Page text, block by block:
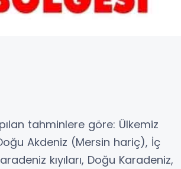
tahminlere göre: Ülkemiz
Akdeniz (Mersin hariç), İç
kıyıları, Doğu Karadeniz,